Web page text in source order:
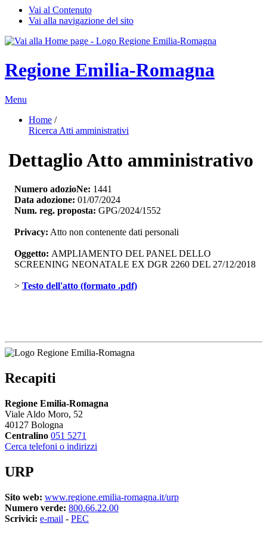
Vai al Contenuto
Vai alla navigazione del sito
Regione Emilia-Romagna
Menu
Home /
Ricerca Atti amministrativi
Dettaglio Atto amministrativo
Numero adozioNe: 1441
Data adozione: 01/07/2024
Num. reg. proposta: GPG/2024/1552
Privacy: Atto non contenente dati personali
Oggetto: AMPLIAMENTO DEL PANEL DELLO
SCREENING NEONATALE EX DGR 2260 DEL 27/12/2018
> Testo dell'atto (formato .pdf)
Recapiti
Regione Emilia-Romagna
Viale Aldo Moro, 52
40127 Bologna
Centralino 051 5271
Cerca telefoni o indirizzi
URP
Sito web: www.regione.emilia-romagna.it/urp
Numero verde: 800.66.22.00
Scrivici: e-mail - PEC